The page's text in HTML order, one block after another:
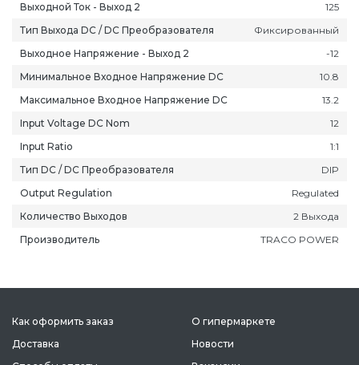
Выходной Ток - Выход 2
125
Тип Выхода DC / DC Преобразователя
Фиксированный
Выходное Напряжение - Выход 2
-12
Минимальное Входное Напряжение DC
10.8
Максимальное Входное Напряжение DC
13.2
Input Voltage DC Nom
12
Input Ratio
1:1
Тип DC / DC Преобразователя
DIP
Output Regulation
Regulated
Количество Выходов
2 Выхода
Производитель
TRACO POWER
Как оформить заказ
Доставка
О гипермаркете
Новости
Липецк
Магас
Магнитогорск
Петрозаводск
Подольск
Псков